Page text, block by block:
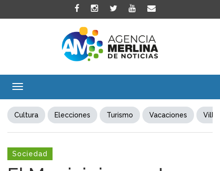
Toggle
Cultura Elecciones Turismo Vacaciones Villa
Sociedad